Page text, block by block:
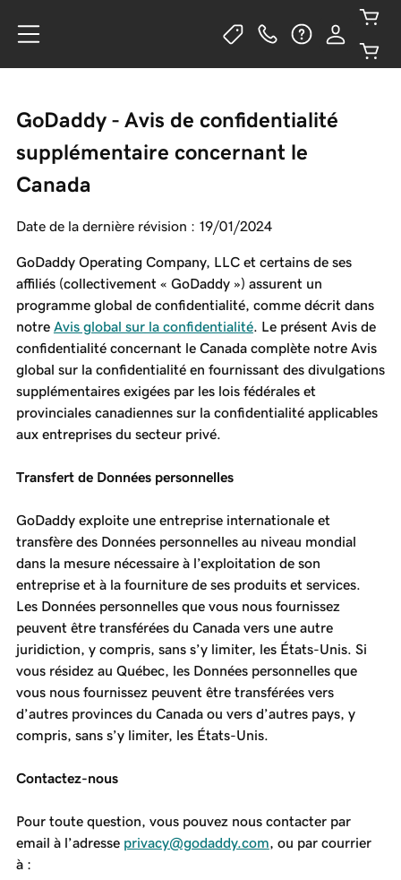
GoDaddy - Avis de confidentialité
supplémentaire concernant le
Canada
Date de la dernière révision : 19/01/2024
GoDaddy Operating Company, LLC et certains de ses
affiliés (collectivement « GoDaddy ») assurent un
programme global de confidentialité, comme décrit dans
notre Avis global sur la confidentialité. Le présent Avis de
confidentialité concernant le Canada complète notre Avis
global sur la confidentialité en fournissant des divulgations
supplémentaires exigées par les lois fédérales et
provinciales canadiennes sur la confidentialité applicables
aux entreprises du secteur privé.
Transfert de Données personnelles
GoDaddy exploite une entreprise internationale et
transfère des Données personnelles au niveau mondial
dans la mesure nécessaire à l’exploitation de son
entreprise et à la fourniture de ses produits et services.
Les Données personnelles que vous nous fournissez
peuvent être transférées du Canada vers une autre
juridiction, y compris, sans s’y limiter, les États-Unis. Si
vous résidez au Québec, les Données personnelles que
vous nous fournissez peuvent être transférées vers
d’autres provinces du Canada ou vers d’autres pays, y
compris, sans s’y limiter, les États-Unis.
Contactez-nous
Pour toute question, vous pouvez nous contacter par
email à l’adresse privacy@godaddy.com , ou par courrier
à :